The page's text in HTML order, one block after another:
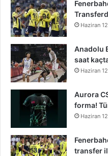
Haziran
Anadolu
saat
Haziran
Aurora
forma!
Haziran
transfer